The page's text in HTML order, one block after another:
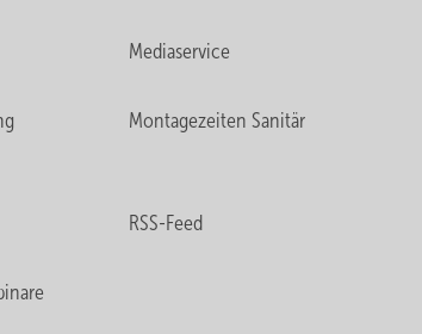
Mediaservice
Montagezeiten Sanitär
RSS-Feed